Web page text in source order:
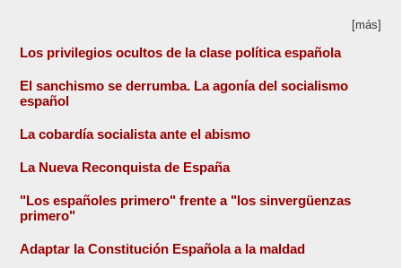
[más]
Los privilegios ocultos de la clase política española
El sanchismo se derrumba. La agonía del socialismo
español
La cobardía socialista ante el abismo
La Nueva Reconquista de España
"Los españoles primero" frente a "los sinvergüenzas
primero"
Adaptar la Constitución Española a la maldad